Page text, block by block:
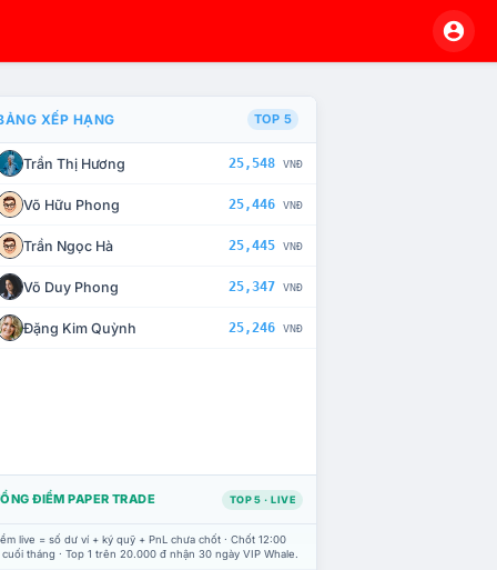
CHẾ TÀI XỬ LÝ VI PHẠM
XẾP HẠNG TOP 5
Trần Thị Hương 25,548 VNĐ
Võ Hữu Phong 25,446 VNĐ
Trần Ngọc Hà 25,445 VNĐ
Võ Duy Phong 25,347 VNĐ
Đặng Kim Quỳnh 25,246 VNĐ
ĐIỂM PAPER TRADE TOP 5 · LIVE
live = số dư ví + ký quỹ + PnL chưa chốt · Chốt 12:00
tháng · Top 1 trên 20.000 đ nhận 30 ngày VIP Whale.